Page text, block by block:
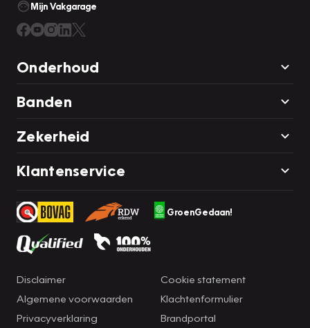
Mijn Vakgarage
Onderhoud
Banden
Zekerheid
Klantenservice
GroenGedaan!
Disclaimer
Algemene voorwaarden
Privacyverklaring
Cookie statement
Klachtenformulier
Brandportal